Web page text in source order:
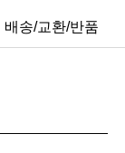
배송/교환/반품